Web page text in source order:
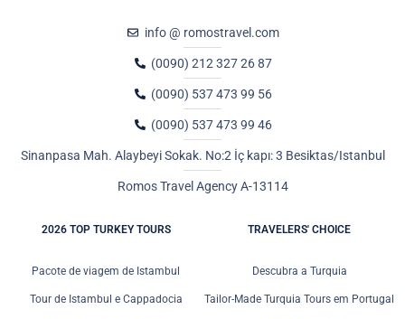
info @ romostravel.com
(0090) 212 327 26 87
(0090) 537 473 99 56
(0090) 537 473 99 46
Sinanpasa Mah. Alaybeyi Sokak. No:2 İç kapı: 3 Besiktas/Istanbul
Romos Travel Agency A-13114
2026 TOP TURKEY TOURS
Pacote de viagem de Istambul
Tour de Istambul e Cappadocia
TRAVELERS' CHOICE
Descubra a Turquia
Tailor-Made Turquia Tours em Portugal